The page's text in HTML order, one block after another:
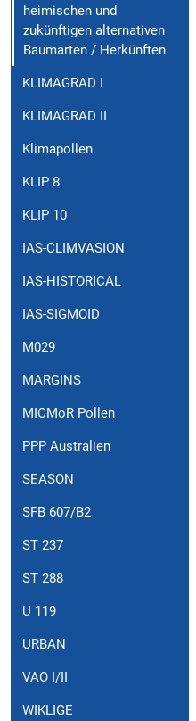
heimischen und
zukünftigen alternativen
Baumarten / Herkünften
KLIMAGRAD I
KLIMAGRAD II
Klimapollen
KLIP 8
KLIP 10
IAS-CLIMVASION
IAS-HISTORICAL
IAS-SIGMOID
M029
MARGINS
MICMoR Pollen
PPP Australien
SEASON
SFB 607/B2
ST 237
ST 288
U 119
URBAN
VAO I/II
WIKLIGE